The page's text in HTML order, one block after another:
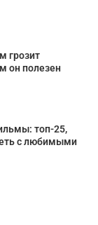
грозит
он полезен
топ-25,
с любимыми